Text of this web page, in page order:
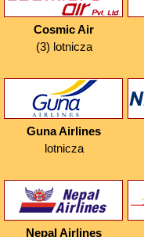
Cosmic Air
(3) lotnicza
Guna Airlines
lotnicza
Nepal Airlines